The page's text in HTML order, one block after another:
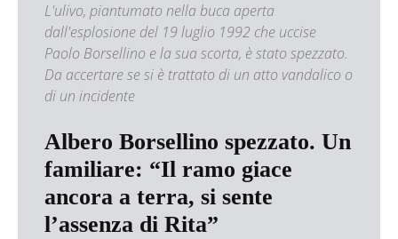
L'ulivo, piantumato nella buca aperta
dall'esplosione del 19 luglio 1992 che uccise
Paolo Borsellino e la sua scorta, è stato spezzato.
Da accertare se si è trattato di un atto vandalico o
di un incidente
Albero Borsellino spezzato. Un
familiare: “Il ramo giace
ancora a terra, si sente
l’assenza di Rita”